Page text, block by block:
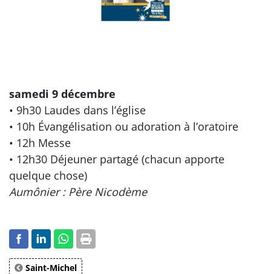
samedi 9 décembre
• 9h30 Laudes dans l’église
• 10h Évangélisation ou adoration à l’oratoire
• 12h Messe
• 12h30 Déjeuner partagé (chacun apporte
quelque chose)
Aumônier : Père Nicodème
Saint-Michel